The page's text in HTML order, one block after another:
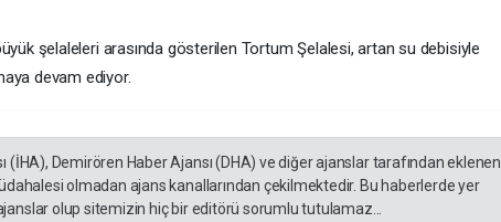
şelaleleri arasında gösterilen Tortum Şelalesi, artan su debisiyle
devam ediyor.
(İHA), Demirören Haber Ajansı (DHA) ve diğer ajanslar tarafından eklenen
olmadan ajans kanallarından çekilmektedir. Bu haberlerde yer
olup sitemizin hiç bir editörü sorumlu tutulamaz...